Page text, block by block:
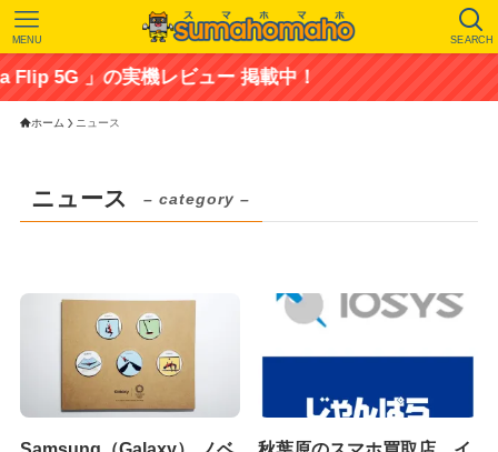
SEARCH
MENU
5G 」の実機レビュー 掲載中！
ホーム ニュース
ニュース – category –